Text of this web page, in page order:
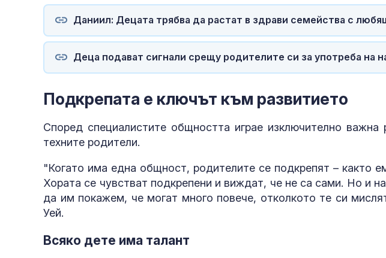
Даниил: Децата трябва да растат в здрави семейства с
Деца подават сигнали срещу родителите си за употреба на
Подкрепата е ключът към развитието
Според специалистите общността играе изключително
техните родители.
"Когато има една общност, родителите се подкрепят – както
Хората се чувстват подкрепени и виждат, че не са сами. Но и
да им покажем, че могат много повече, отколкото те си
Уей.
Всяко дете има талант